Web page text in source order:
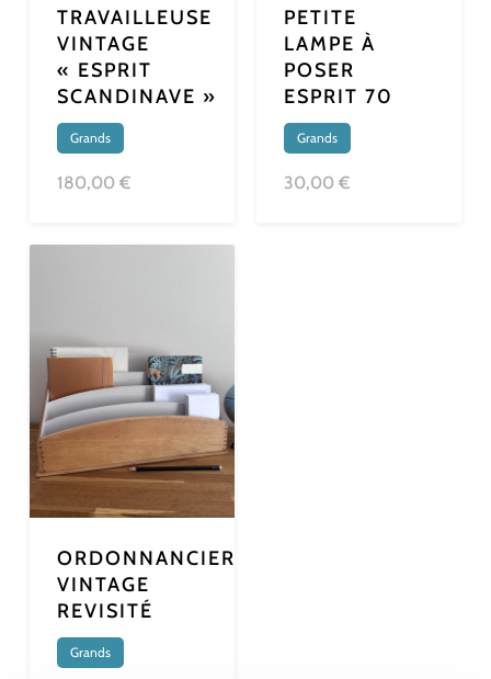
TRAVAILLEUSE
VINTAGE
« ESPRIT
SCANDINAVE »
Grands
180,00 €
PETITE
LAMPE À
POSER
ESPRIT 70
Grands
30,00 €
ORDONNANCIER
VINTAGE
REVISITÉ
Grands